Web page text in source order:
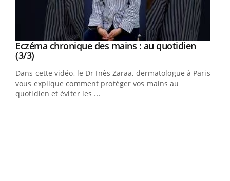
Youtube
Eczéma chronique des mains : au quotidien
(3/3)Youtube
Dans cette vidéo, le Dr Inès Zaraa, dermatologue à Paris,
vous explique comment protéger vos mains au
quotidien et éviter les ...